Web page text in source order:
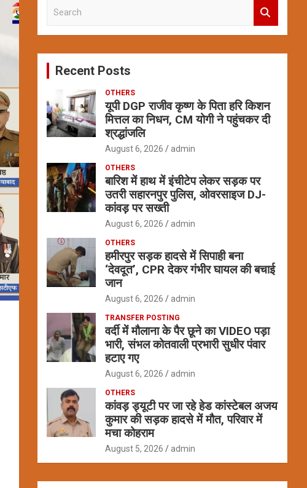
c
Recent Posts
OTHERS
यूपी DGP राजीव कृष्ण के पिता हरि किशन
मित्तल का निधन, CM योगी ने पहुंचकर दी
श्रद्धांजलि
August 6, 2026 admin
OTHERS
बारिश में हाथ में इंचीटेप लेकर सड़क पर
उतरी सहारनपुर पुलिस, ओवरसाइज DJ-
कांवड़ पर सख्ती
August 6, 2026 admin
OTHERS
हमीरपुर सड़क हादसे में सिपाही बना
‘देवदूत’, CPR देकर गंभीर घायल की बचाई
जान
August 6, 2026 admin
TRANSFER POSTING
वर्दी में मौलाना के पैर छूने का VIDEO पड़ा
भारी, संभल कोतवाली प्रभारी सुधीर पंवार
हटाए गए
August 6, 2026 admin
OTHERS
कांवड़ ड्यूटी पर जा रहे हेड कांस्टेबल अजय
कुमार की सड़क हादसे में मौत, परिवार में
मचा कोहराम
August 5, 2026 admin